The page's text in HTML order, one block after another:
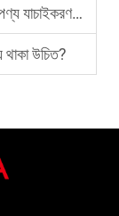
ত্বরান্বিত করে?
থাকা উচিত?